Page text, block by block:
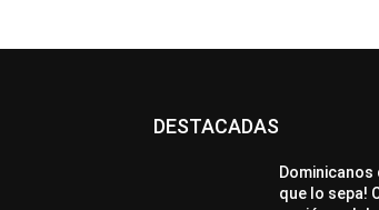
DESTACADAS
All Destacado
Dominicanos
que lo sepa!